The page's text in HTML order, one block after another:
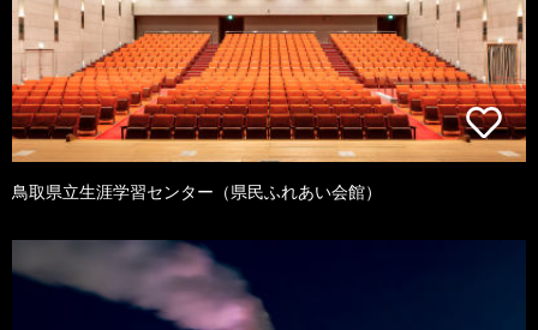
鳥取県立生涯学習センター（県民ふれあい会館）